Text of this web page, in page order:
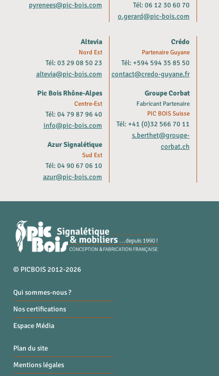
pyrenees@pic-bois.com
Tél: 06 12 30 60 70
o.gerard@pic-bois.com
Altevia
Nord Est
Tél: 03 29 08 50 23
altevia@pic-bois.com
Pic Bois Rhône-Alpes
Centre-Est
Tél: 04 79 87 96 40
info@pic-bois.com
Azur Signalétique
Sud Est
Tél: 04 90 67 06 10
azur@pic-bois.com
Crédo
Partenaire Guyane
Tél: +594 594 35 85 50
contact@credo-guyane.fr
Groupe Corbat
Fabricant Partenaire
PIC BOIS Suisse
Tél: +41 (0)32 566 70 11
s.berthet@groupe-
corbat.ch
© PICBOIS 2012-2026
Qui sommes-nous ?
Nos certifications
Espace Média
Plan du site
Mentions légales